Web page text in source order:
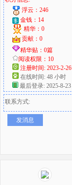
浮云：246
金钱：14
精华：0
贡献：0
精华贴：0篇
阅读权限：10
注册时间: 2023-2-26
在线时间: 48 小时
最后登录: 2025-8-23
联系方式:
发消息